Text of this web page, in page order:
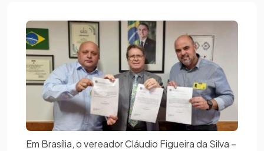
Em Brasília, o vereador Cláudio Figueira da Silva –